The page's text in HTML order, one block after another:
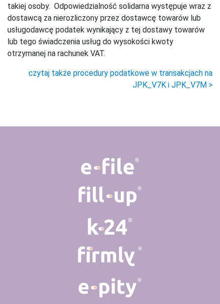
takiej osoby. Odpowiedzialność solidarna występuje wraz z
dostawcą za nierozliczony przez dostawcę towarów lub
usługodawcę podatek wynikający z tej dostawy towarów
lub tego świadczenia usług do wysokości kwoty
otrzymanej na rachunek VAT.
czytaj także procedury podatkowe w transakcjach na
JPK_V7K i JPK_V7M >